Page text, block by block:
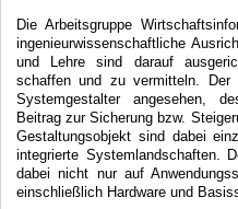
Die Arbeitsgruppe
ingenieurwissenschaftliche
und Lehre sind darauf
schaffen und zu vermitteln. Der
Systemgestalter angesehen,
Beitrag zur Sicherung bzw.
Gestaltungsobjekt sind dabei
integrierte Systemlandschaften.
dabei nicht nur auf
einschließlich Hardware und